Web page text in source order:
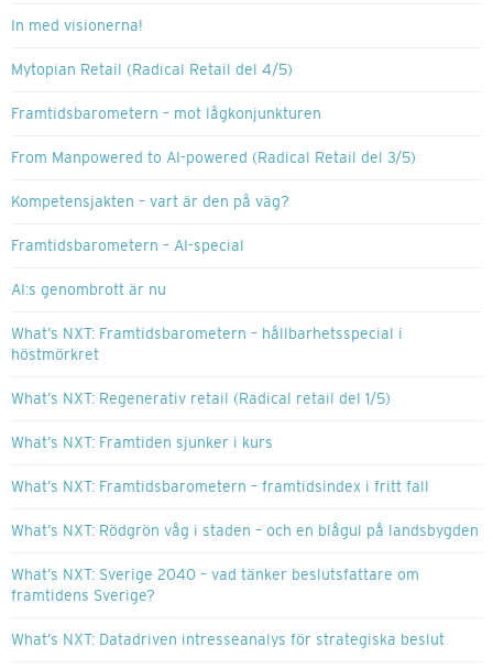
In med visionerna!
Mytopian Retail (Radical Retail del 4/5)
Framtidsbarometern – mot lågkonjunkturen
From Manpowered to AI-powered (Radical Retail del 3/5)
Kompetensjakten – vart är den på väg?
Framtidsbarometern – AI-special
AI:s genombrott är nu
What’s NXT: Framtidsbarometern – hållbarhetsspecial i
höstmörkret
What’s NXT: Regenerativ retail (Radical retail del 1/5)
What’s NXT: Framtiden sjunker i kurs
What’s NXT: Framtidsbarometern – framtidsindex i fritt fall
What’s NXT: Rödgrön våg i staden – och en blågul på landsbygden
What’s NXT: Sverige 2040 – vad tänker beslutsfattare om
framtidens Sverige?
What’s NXT: Datadriven intresseanalys för strategiska beslut